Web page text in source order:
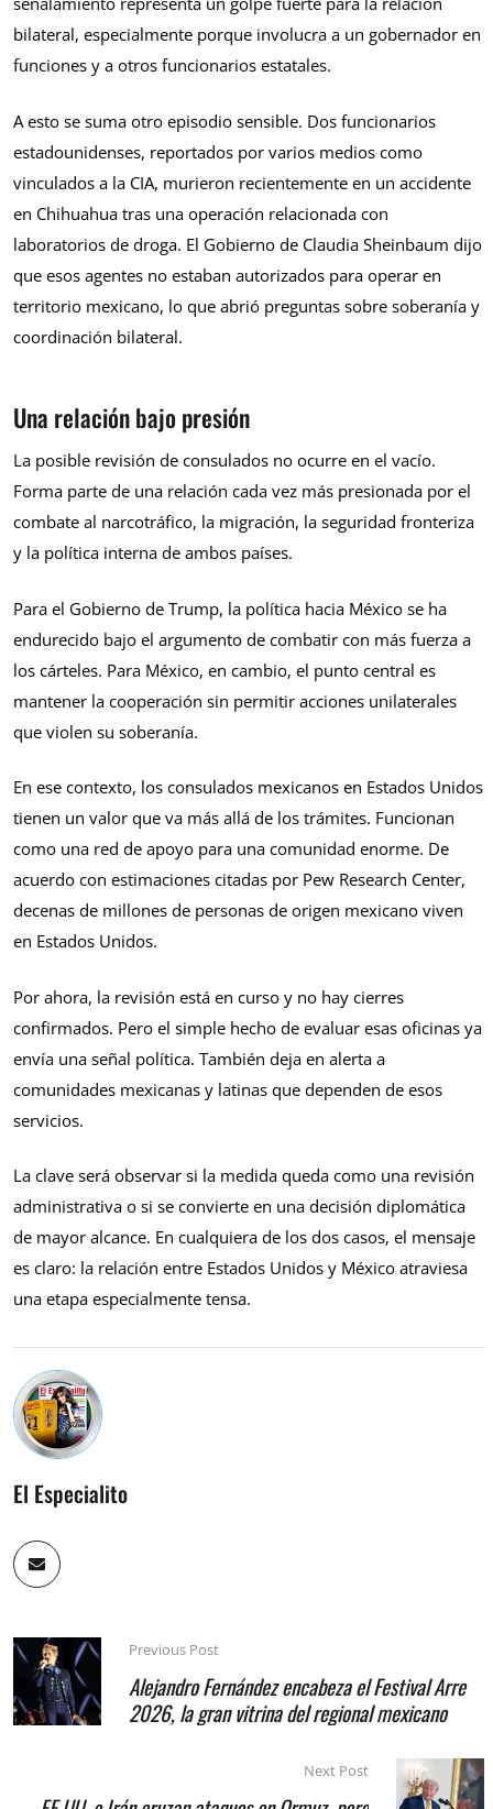
bilateral, especialmente porque involucra a un gobernador en
funciones y a otros funcionarios estatales.
A esto se suma otro episodio sensible. Dos funcionarios
estadounidenses, reportados por varios medios como
vinculados a la CIA, murieron recientemente en un accidente
en Chihuahua tras una operación relacionada con
laboratorios de droga. El Gobierno de Claudia Sheinbaum dijo
que esos agentes no estaban autorizados para operar en
territorio mexicano, lo que abrió preguntas sobre soberanía y
coordinación bilateral.
Una relación bajo presión
La posible revisión de consulados no ocurre en el vacío.
Forma parte de una relación cada vez más presionada por el
combate al narcotráfico, la migración, la seguridad fronteriza
y la política interna de ambos países.
Para el Gobierno de Trump, la política hacia México se ha
endurecido bajo el argumento de combatir con más fuerza a
los cárteles. Para México, en cambio, el punto central es
mantener la cooperación sin permitir acciones unilaterales
que violen su soberanía.
En ese contexto, los consulados mexicanos en Estados Unidos
tienen un valor que va más allá de los trámites. Funcionan
como una red de apoyo para una comunidad enorme. De
acuerdo con estimaciones citadas por Pew Research Center,
decenas de millones de personas de origen mexicano viven
en Estados Unidos.
Por ahora, la revisión está en curso y no hay cierres
confirmados. Pero el simple hecho de evaluar esas oficinas ya
envía una señal política. También deja en alerta a
comunidades mexicanas y latinas que dependen de esos
servicios.
La clave será observar si la medida queda como una revisión
administrativa o si se convierte en una decisión diplomática
de mayor alcance. En cualquiera de los dos casos, el mensaje
es claro: la relación entre Estados Unidos y México atraviesa
una etapa especialmente tensa.
El Especialito
Previous Post
Alejandro Fernández encabeza el Festival Arre
2026, la gran vitrina del regional mexicano
Next Post